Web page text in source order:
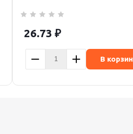
26.73 ₽
В